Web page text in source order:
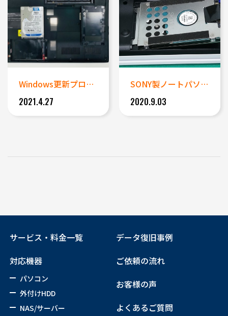
Windows更新プログラムが...
2021.4.27
SONY製ノートパソコン(VP...
2020.9.03
サービス・料金一覧
対応機器
パソコン
外付けHDD
NAS/サーバー
データ復旧事例
ご依頼の流れ
お客様の声
よくあるご質問